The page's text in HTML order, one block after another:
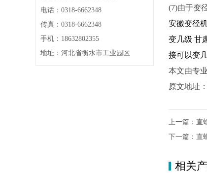
电话：0318-6662348
传真：0318-6662348
手机：18632802355
地址：河北省衡水市工业园区
(7)由于变
安徽变径
变几级 甘
接可以变
本文由专
原文地址：
上一篇： 直
下一篇： 直
相关